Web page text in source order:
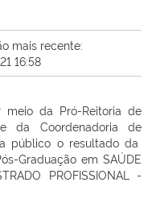
mais recente:
16:58
meio da Pró-Reitoria de
da Coordenadoria de
público o resultado da
Graduação em SAÚDE
PROFISSIONAL -